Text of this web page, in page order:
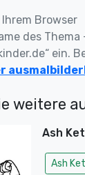
Browser
des
ein.
weitere
Ash
Ash